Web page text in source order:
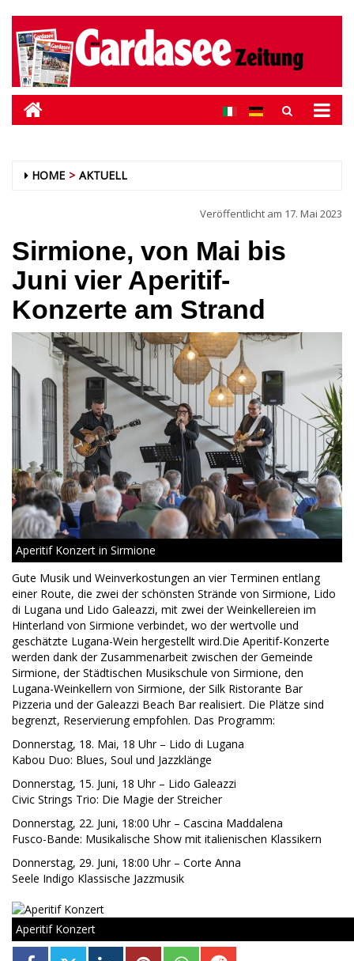
HOME AKTUELL
Veröffentlicht am 17. Mai 2023
Sirmione, von Mai bis
Juni vier Aperitif-
Konzerte am Strand
Aperitif Konzert in Sirmione
Gute Musik und Weinverkostungen an vier Terminen entlang
einer Route, die zwei der schönsten Strände von Sirmione, Lido
di Lugana und Lido Galeazzi, mit zwei der Weinkellereien im
Hinterland von Sirmione verbindet, wo der wertvolle und
geschätzte Lugana-Wein hergestellt wird.Die Aperitif-Konzerte
werden dank der Zusammenarbeit zwischen der Gemeinde
Sirmione, der Städtischen Musikschule von Sirmione, den
Lugana-Weinkellern von Sirmione, der Silk Ristorante Bar
Pizzeria und der Galeazzi Beach Bar realisiert. Die Plätze sind
begrenzt, Reservierung empfohlen. Das Programm:
Donnerstag, 18. Mai, 18 Uhr – Lido di Lugana
Kabou Duo: Blues, Soul und Jazzklänge
Donnerstag, 15. Juni, 18 Uhr – Lido Galeazzi
Civic Strings Trio: Die Magie der Streicher
Donnerstag, 22. Juni, 18:00 Uhr – Cascina Maddalena
Fusco-Bande: Musikalische Show mit italienischen Klassikern
Donnerstag, 29. Juni, 18:00 Uhr – Corte Anna
Seele Indigo Klassische Jazzmusik
Aperitif Konzert